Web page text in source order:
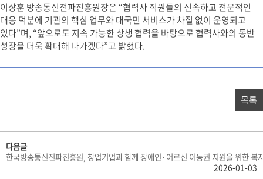
이상훈 방송통신전파진흥원장은 “협력사 직원들의 신속하고 전문적인
대응 덕분에 기관의 핵심 업무와 대국민 서비스가 차질 없이 운영되고
있다”며, “앞으로도 지속 가능한 상생 협력을 바탕으로 협력사와의 동반
성장을 더욱 확대해 나가겠다”고 밝혔다.
목록
다음글
한국방송통신전파진흥원, 창업기업과 함께 장애인·어르신 이동권 지원을 위한 복
2026-01-03